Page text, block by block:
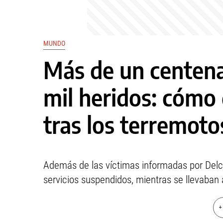
MUNDO
Más de un
mil heridos:
tras los
Además de las víctimas informadas por
servicios suspendidos, mientras se